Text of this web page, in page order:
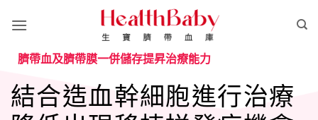
臍帶血及臍帶膜一併儲存提昇治療能力
結合造血幹細胞進行治療